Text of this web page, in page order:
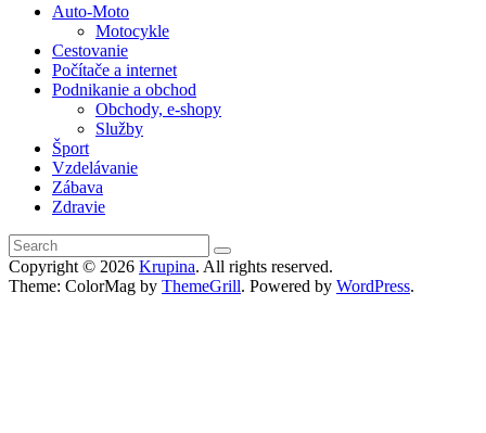
Auto-Moto
Motocykle
Cestovanie
Počítače a internet
Podnikanie a obchod
Obchody, e-shopy
Služby
Šport
Vzdelávanie
Zábava
Zdravie
Copyright © 2026 Krupina. All rights reserved.
Theme: ColorMag by ThemeGrill. Powered by WordPress.